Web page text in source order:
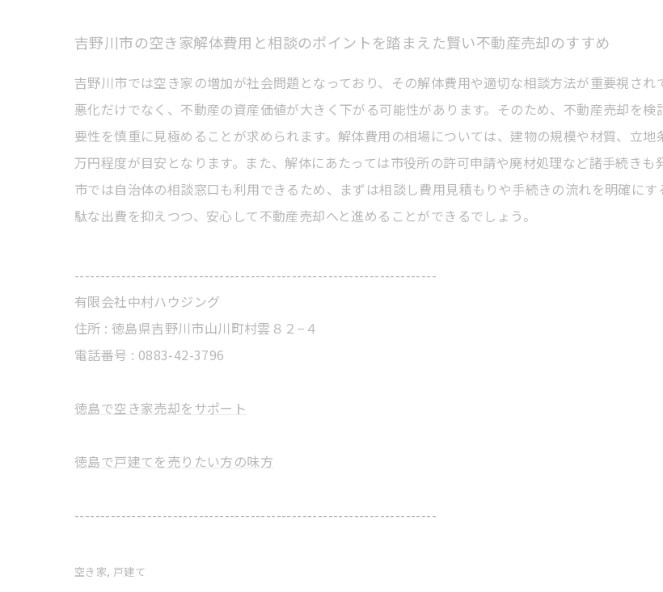
吉野川市の空き家解体費用と相談のポイントを踏まえた賢い不動産売却のすすめ
吉野川市では空き家の増加が社会問題となっており、その解体費用や適切な相談方法が重要視さ
悪化だけでなく、不動産の資産価値が大きく下がる可能性があります。そのため、不動産売却を
要性を慎重に見極めることが求められます。解体費用の相場については、建物の規模や材質、立
万円程度が目安となります。また、解体にあたっては市役所の許可申請や廃材処理など諸手続き
市では自治体の相談窓口も利用できるため、まずは相談し費用見積もりや手続きの流れを明確に
駄な出費を抑えつつ、安心して不動産売却へと進めることができるでしょう。
----------------------------------------------------------------------
有限会社中村ハウジング
住所 : 徳島県吉野川市山川町村雲８２−４
電話番号 : 0883-42-3796
徳島で空き家売却をサポート
徳島で戸建てを売りたい方の味方
----------------------------------------------------------------------
空き家 戸建て